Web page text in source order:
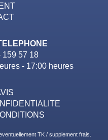
159 57 18
- 17:00 heures
TK / supplement frais.